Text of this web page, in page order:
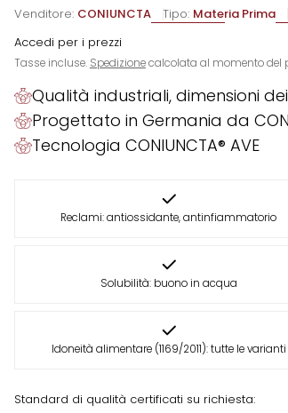
Venditore: CONIUNCTA Tipo: Materia Prima
Accedi per i prezzi
Tasse incluse. Spedizionecalcolata al momento del
Qualità industriali, dimensioni
Progettato in Germania da
Tecnologia CONIUNCTA® AVE
Reclami: antiossidante, antinfiammatorio
Solubilità: buono in acqua
Idoneità alimentare (1169/2011): tutte le varianti
Standard di qualità certificati su richiesta: